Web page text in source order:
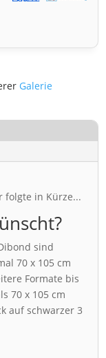
Galerie
folgte in Kürze...
sind
70 x 105 cm
Formate bis
70 x 105 cm
auf schwarzer 3